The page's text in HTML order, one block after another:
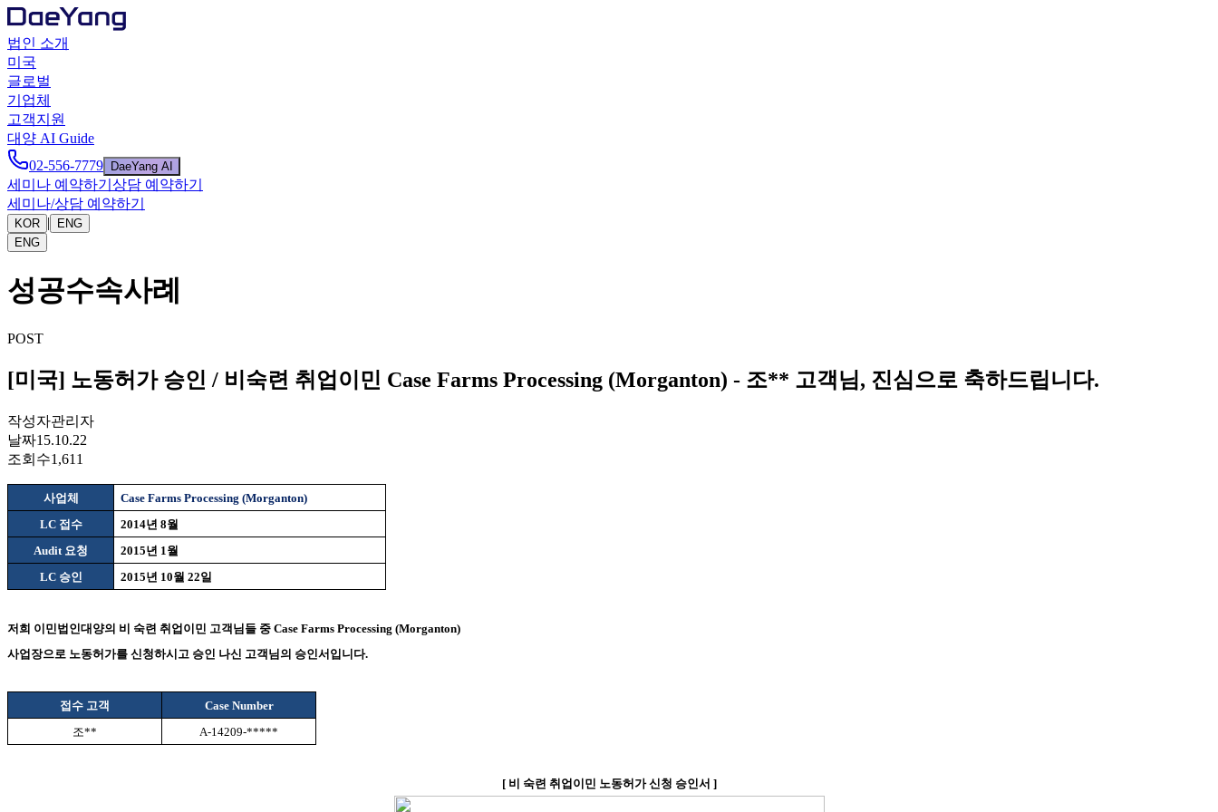
법인 소개
미국
글로벌
기업체
고객지원
대양 AI Guide
02-556-7779
DaeYang AI
세미나 예약하기 상담 예약하기
세미나/상담 예약하기
KOR |
ENG
ENG
성공수속사례
POST
[미국] 노동허가 승인 / 비숙련 취업이민 Case Farms Processing (Morganton) - 조** 고객님, 진심으로 축하드립니다.
작성자관리자
날짜15.10.22
조회수1,611
사업체
Case Farms Processing (Morganton)
LC 접수 2014년8월
Audit 요청 2015년 1 월
LC 승인 2015년 10월 22일
저희 이민법인대양의 비 숙련 취업이민 고객님들 중 Case Farms Processing (Morganton)
사업장으로 노동허가를 신청하시고 승인 나신 고객님의 승인서입니다.
접수 고객
Case Number
조** A-14209-*****
[ 비 숙련 취업이민 노동허가 신청 승인서 ]